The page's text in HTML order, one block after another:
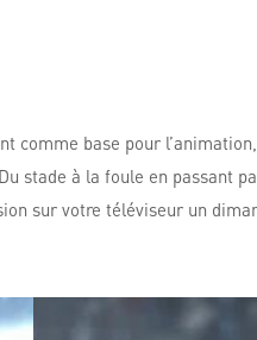
comme base pour
stade à la foule en
sur votre téléviseur un